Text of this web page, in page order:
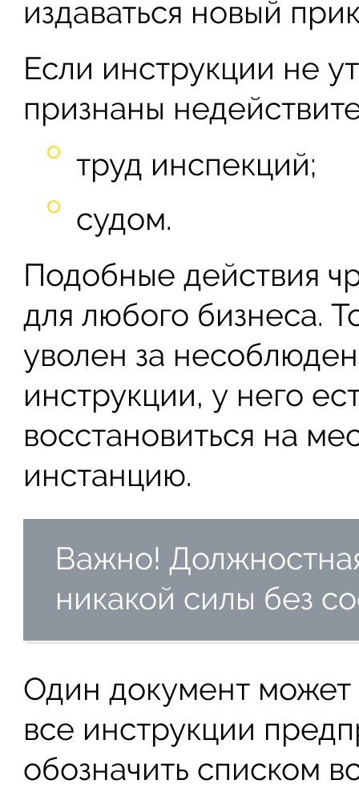
издаваться новый
Если инструкции не
признаны
труд инспекций;
судом.
Подобные действия
для любого бизнеса.
уволен за
инструкции, у него
восстановиться на
инстанцию.
Важно!
никакой силы без
Один документ может
все инструкции
обозначить списком